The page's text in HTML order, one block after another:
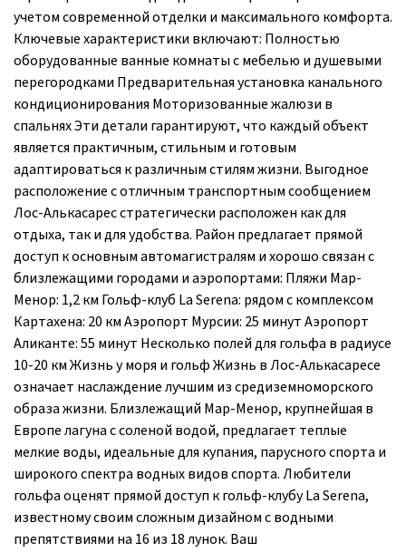
учетом современной отделки и максимального комфорта.
Ключевые характеристики включают: Полностью
оборудованные ванные комнаты с мебелью и душевыми
перегородками Предварительная установка канального
кондиционирования Моторизованные жалюзи в
спальнях Эти детали гарантируют, что каждый объект
является практичным, стильным и готовым
адаптироваться к различным стилям жизни. Выгодное
расположение с отличным транспортным сообщением
Лос-Алькасарес стратегически расположен как для
отдыха, так и для удобства. Район предлагает прямой
доступ к основным автомагистралям и хорошо связан с
близлежащими городами и аэропортами: Пляжи Мар-
Менор: 1,2 км Гольф-клуб La Serena: рядом с комплексом
Картахена: 20 км Аэропорт Мурсии: 25 минут Аэропорт
Аликанте: 55 минут Несколько полей для гольфа в радиусе
10-20 км Жизнь у моря и гольф Жизнь в Лос-Алькасаресе
означает наслаждение лучшим из средиземноморского
образа жизни. Близлежащий Мар-Менор, крупнейшая в
Европе лагуна с соленой водой, предлагает теплые
мелкие воды, идеальные для купания, парусного спорта и
широкого спектра водных видов спорта. Любители
гольфа оценят прямой доступ к гольф-клубу La Serena,
известному своим сложным дизайном с водными
препятствиями на 16 из 18 лунок. Ваш